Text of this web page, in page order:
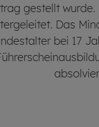
gestellt
Das
bei 17